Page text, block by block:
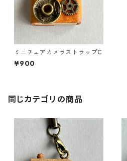
ミニチュアカメラストラップC
¥900
同じカテゴリの商品